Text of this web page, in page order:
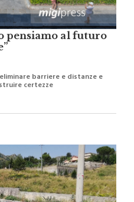
pensiamo al futuro
barriere e distanze e
certezze